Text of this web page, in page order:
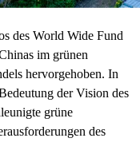
des World Wide Fund
im grünen
hervorgehoben. In
der Vision des
grüne
des